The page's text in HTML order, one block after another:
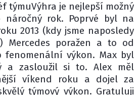
týmuVýhra je nejlepší možný
rok. Poprvé byl na
2013 (kdy jsme naposledy
Mercedes poražen a to od
fenomenální výkon. Max byl
a zasloužil si to. Alex měl
víkend roku a dojel za
týmový výkon. Gratuluji